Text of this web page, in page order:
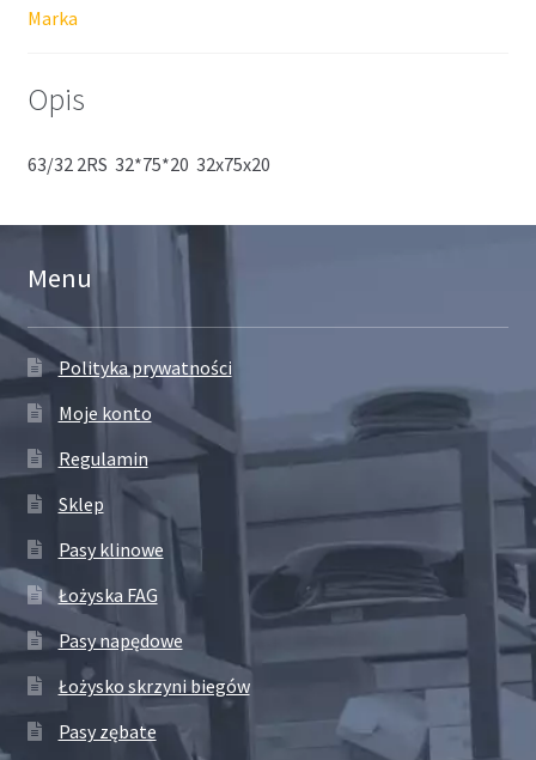
Marka
Opis
63/32 2RS 32*75*20 32x75x20
Menu
Polityka prywatności
Moje konto
Regulamin
Sklep
Pasy klinowe
Łożyska FAG
Pasy napędowe
Łożysko skrzyni biegów
Pasy zębate